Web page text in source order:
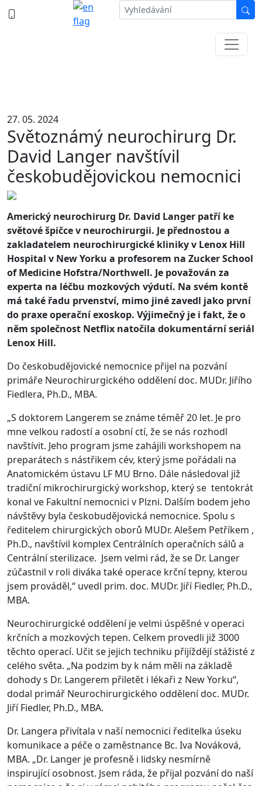
27. 05. 2024
Světoznámý neurochirurg Dr.
David Langer navštívil
českobudějovickou nemocnici
Americký neurochirurg Dr. David Langer patří ke
světové špičce v neurochirurgii. Je přednostou a
zakladatelem neurochirurgické kliniky v Lenox Hill
Hospital v New Yorku a profesorem na Zucker School
of Medicine Hofstra/Northwell. Je považován za
experta na léčbu mozkových výdutí. Na svém kontě
má také řadu prvenství, mimo jiné zavedl jako první
do praxe operační exoskop. Výjimečný je i fakt, že o
něm společnost Netflix natočila dokumentární seriál
Lenox Hill.
Do českobudějovické nemocnice přijel na pozvání
primáře Neurochirurgického oddělení doc. MUDr. Jiřího
Fiedlera, Ph.D., MBA.
„S doktorem Langerem se známe téměř 20 let. Je pro
mne velkou radostí a osobní ctí, že se nás rozhodl
navštívit. Jeho program jsme zahájili workshopem na
preparátech s nástřikem cév, který jsme pořádali na
Anatomickém ústavu LF MU Brno. Dále následoval již
tradiční mikrochirurgický workshop, který se tentokrát
konal ve Fakultní nemocnici v Plzni. Dalším bodem jeho
návštěvy byla českobudějovická nemocnice. Spolu s
ředitelem chirurgických oborů MUDr. Alešem Petříkem ,
Ph.D., navštívil komplex Centrálních operačních sálů a
Centrální sterilizace. Jsem velmi rád, že se Dr. Langer
zúčastnil v roli diváka také operace krční tepny, kterou
jsem prováděl,“ uvedl prim. doc. MUDr. Jiří Fiedler, Ph.D.,
MBA.
Neurochirurgické oddělení je velmi úspěšné v operaci
krčních a mozkových tepen. Celkem provedli již 3000
těchto operací. Učit se jejich techniku přijíždějí stážisté z
celého světa. „Na podzim by k nám měli na základě
dohody s Dr. Langerem přiletět i lékaři z New Yorku“,
dodal primář Neurochirurgického oddělení doc. MUDr.
Jiří Fiedler, Ph.D., MBA.
Dr. Langera přivítala v naší nemocnici ředitelka úseku
komunikace a péče o zaměstnance Bc. Iva Nováková,
MBA. „Dr. Langer je profesně i lidsky nesmírně
inspirující osobnost. Jsem ráda, že přijal pozvání do naší